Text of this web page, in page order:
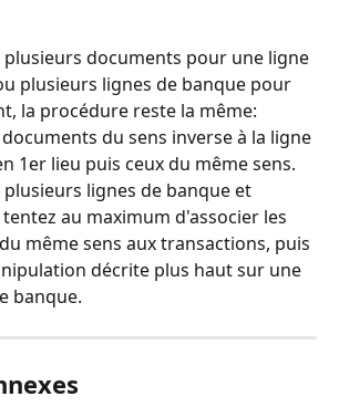
plusieurs documents pour une ligne
plusieurs lignes de banque pour
la procédure reste la même:
du sens inverse à la ligne
1er lieu puis ceux du même sens.
plusieurs lignes de banque et
au maximum d'associer les
même sens aux transactions, puis
décrite plus haut sur une
banque.